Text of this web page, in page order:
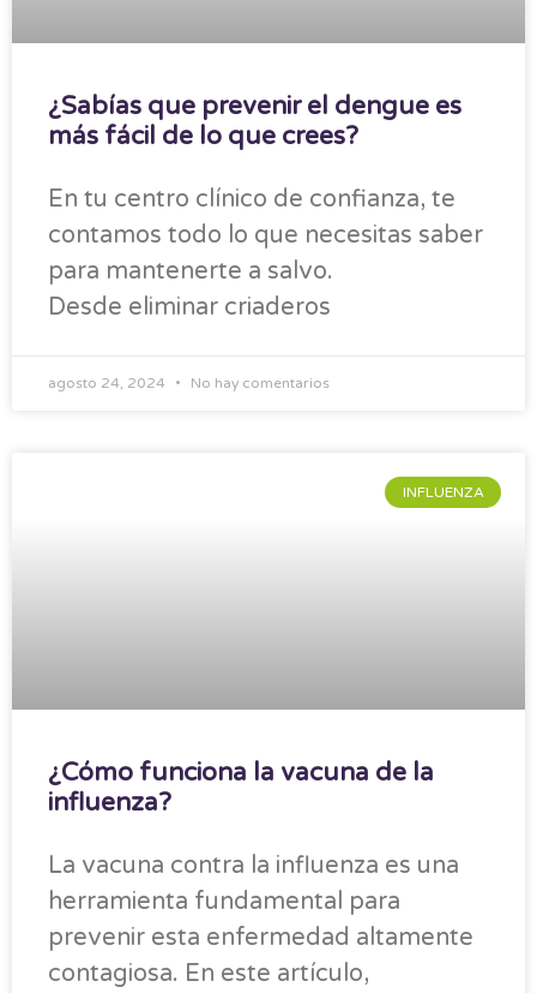
¿Sabías que prevenir el dengue es
más fácil de lo que crees?
En tu centro clínico de confianza, te
contamos todo lo que necesitas saber
para mantenerte a salvo.
Desde eliminar criaderos
agosto 24, 2024 No hay comentarios
INFLUENZA
¿Cómo funciona la vacuna de la
influenza?
La vacuna contra la influenza es una
herramienta fundamental para
prevenir esta enfermedad altamente
contagiosa. En este artículo,